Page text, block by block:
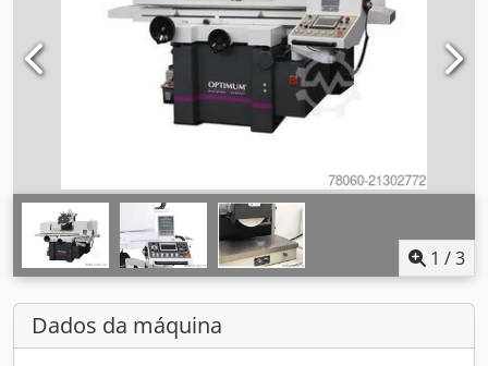
1 /3
Dados da máquina